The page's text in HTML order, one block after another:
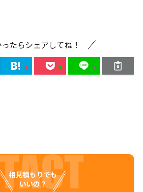
たらシェアしてね！
相見積もりでも
いいの？